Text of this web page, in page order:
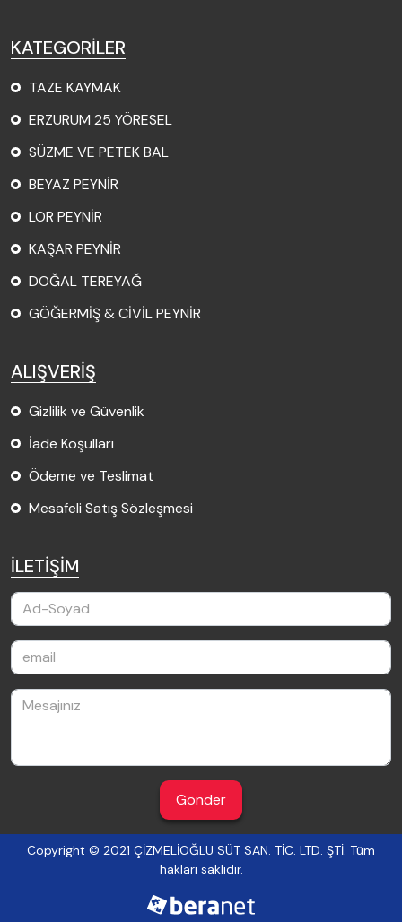
KATEGORİLER
TAZE KAYMAK
ERZURUM 25 YÖRESEL
SÜZME VE PETEK BAL
BEYAZ PEYNİR
LOR PEYNİR
KAŞAR PEYNİR
DOĞAL TEREYAĞ
GÖĞERMİŞ & CİVİL PEYNİR
ALIŞVERİŞ
Gizlilik ve Güvenlik
İade Koşulları
Ödeme ve Teslimat
Mesafeli Satış Sözleşmesi
İLETİŞİM
Gönder
Copyright © 2021 ÇİZMELİOĞLU SÜT SAN. TİC. LTD. ŞTİ. Tüm
hakları saklıdır.